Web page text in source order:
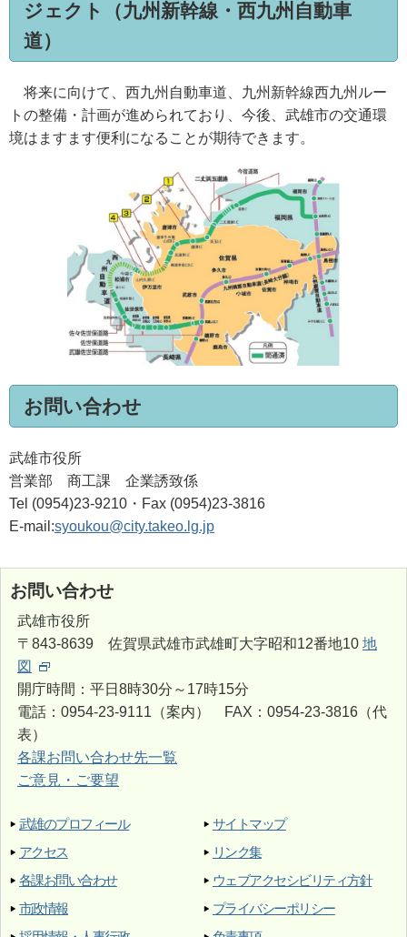
ジェクト（九州新幹線・西九州自動車
道）
将来に向けて、西九州自動車道、九州新幹線西九州ルー
トの整備・計画が進められており、今後、武雄市の交通環
境はますます便利になることが期待できます。
お問い合わせ
武雄市役所
営業部 商工課 企業誘致係
Tel (0954)23-9210・Fax (0954)23-3816
E-mail:syoukou@city.takeo.lg.jp
お問い合わせ
武雄市役所
〒843-8639 佐賀県武雄市武雄町大字昭和12番地10 地
図
開庁時間：平日8時30分～17時15分
電話：0954-23-9111（案内） FAX：0954-23-3816（代
表）
各課お問い合わせ先一覧
ご意見・ご要望
武雄のプロフィール
アクセス
各課お問い合わせ
市政情報
サイトマップ
リンク集
ウェブアクセシビリティ方針
プライバシーポリシー